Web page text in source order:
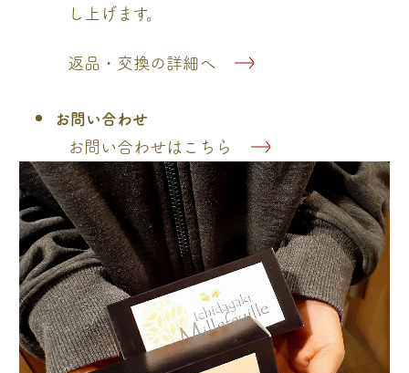
し上げます。
返品・交換の詳細へ
お問い合わせ
お問い合わせはこちら